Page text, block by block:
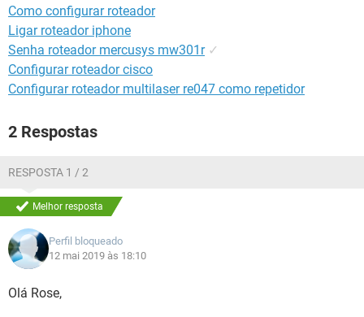
Como configurar roteador
Ligar roteador iphone
Senha roteador mercusys mw301r ✓
Configurar roteador cisco
Configurar roteador multilaser re047 como repetidor
2 Respostas
RESPOSTA 1 / 2
Melhor resposta
Perfil bloqueado
12 mai 2019 às 18:10
Olá Rose,